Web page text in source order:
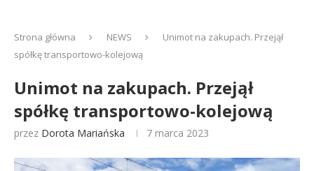
Strona główna NEWS
Unimot na zakupach. Przejął
spółkę transportowo-kolejową
Unimot na zakupach. Przejął
spółkę transportowo-kolejową
przez Dorota Mariańska 7 marca 2023